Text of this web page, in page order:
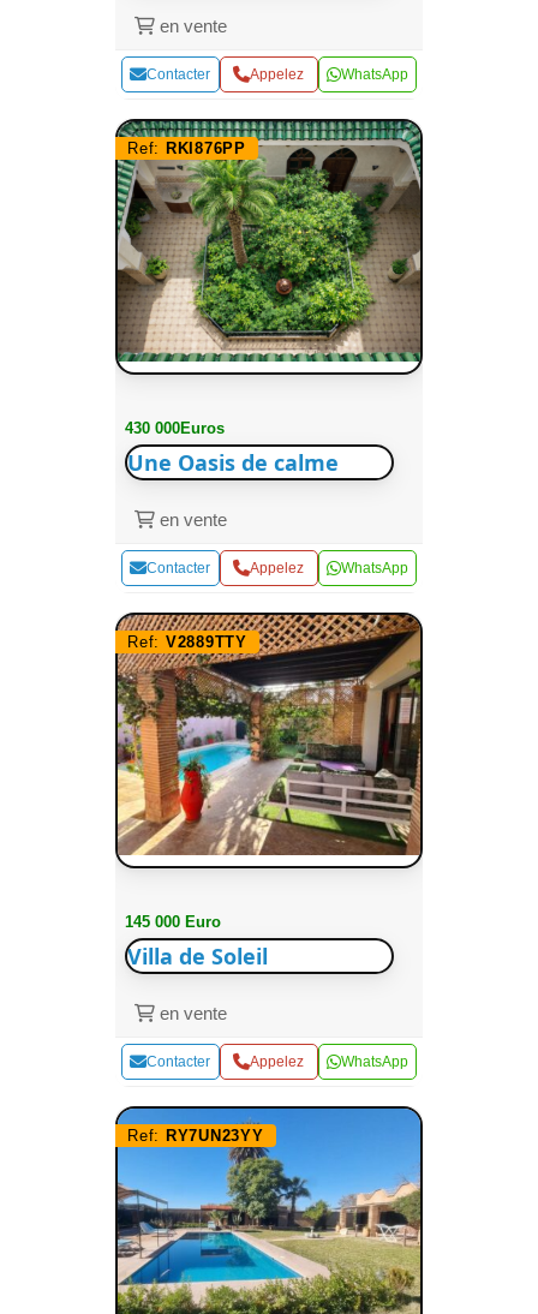
en vente
Contacter Appelez WhatsApp
Ref: RKI876PP
430 000Euros
Une Oasis de calme
en vente
Contacter Appelez WhatsApp
Ref: V2889TTY
145 000 Euro
Villa de Soleil
en vente
Contacter Appelez WhatsApp
Ref: RY7UN23YY